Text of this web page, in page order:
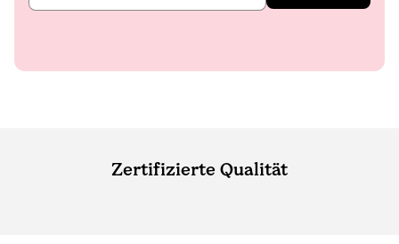
Zertifizierte Qualität